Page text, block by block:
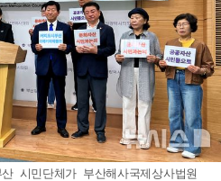
시민단체가 부산해사국제상사법원